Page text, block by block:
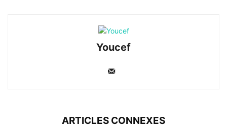
Youcef
ARTICLES CONNEXES